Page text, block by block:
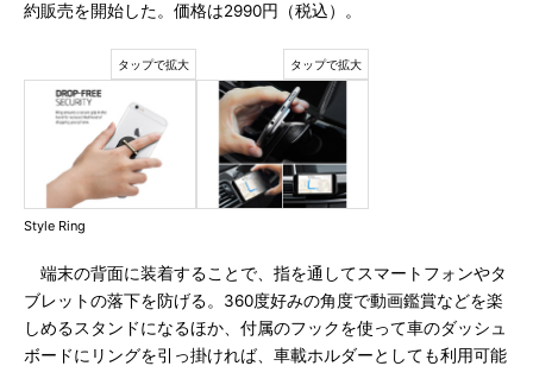
約販売を開始した。価格は2990円（税込）。
Style Ring
端末の背面に装着することで、指を通してスマートフォンやタ
ブレットの落下を防げる。360度好みの角度で動画鑑賞などを楽
しめるスタンドになるほか、付属のフックを使って車のダッシュ
ボードにリングを引っ掛ければ、車載ホルダーとしても利用可能